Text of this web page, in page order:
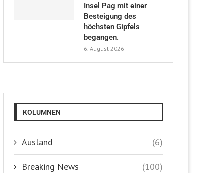
Insel Pag mit einer
Besteigung des
höchsten Gipfels
begangen.
6. August 2026
KOLUMNEN
Ausland (6)
Breaking News (100)